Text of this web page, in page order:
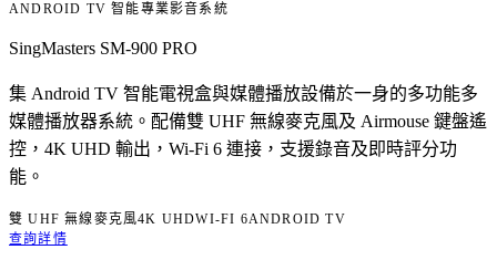
ANDROID TV 智能專業影音系統
SingMasters SM-900 PRO
集 Android TV 智能電視盒與媒體播放設備於一身的多功能多
媒體播放器系統。配備雙 UHF 無線麥克風及 Airmouse 鍵盤遙
控，4K UHD 輸出，Wi-Fi 6 連接，支援錄音及即時評分功
能。
雙 UHF 無線麥克風4K UHDWI-FI 6ANDROID TV
查詢詳情